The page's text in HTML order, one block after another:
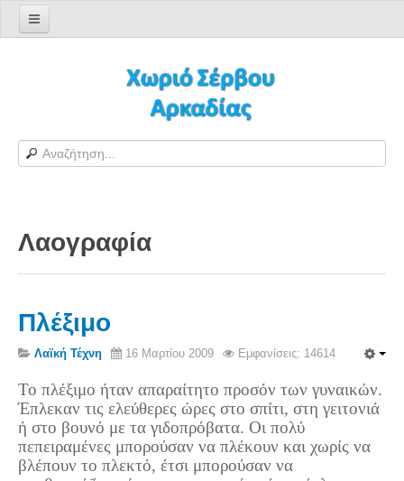
Φόρμα εγγραφής χρήστη
H Ιστοσελίδα μας
Αράπηδες
Σέρβου - Δορυφορική Google
Σέρβου και Δήμος Γορτυνίας
Σερβαίοι Συγγραφείς/Λογoτέχνες
Σερβαίοι Καλλιτέχνες
Γραφή Πατριωτών/Συνεργατών
Λαογραφία
Πλέξιμο
Λαϊκή Τέχνη 16 Μαρτίου 2009 Εμφανίσεις: 14614
Το πλέξιμο ήταν απαραίτητο προσόν των γυναικών.
Έπλεκαν τις ελεύθερες ώρες στο σπίτι, στη γειτονιά
ή στο βουνό με τα γιδοπρόβατα. Οι πολύ
πεπειραμένες μπορούσαν να πλέκουν και χωρίς να
βλέπουν το πλεκτό, έτσι μπορούσαν να